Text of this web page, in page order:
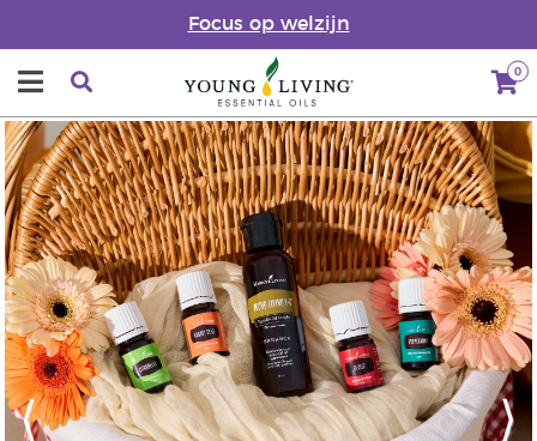
Focus op welzijn
0